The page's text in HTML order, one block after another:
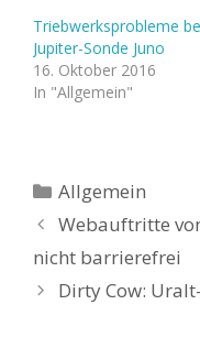
Triebwerksprobleme
Jupiter-Sonde Juno
16. Oktober 2016
In "Allgemein"
Kategorien
Allgemein
Webauftritte
nicht barrierefrei
Dirty Cow: